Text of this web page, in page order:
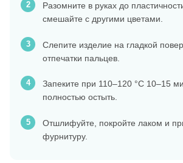
Разомните в руках до
смешайте с другими цветами.
Слепите изделие на гладкой
отпечатки пальцев.
Запеките при 110–120 °C 10–15
полностью остыть.
Отшлифуйте, покройте лаком и
фурнитуру.